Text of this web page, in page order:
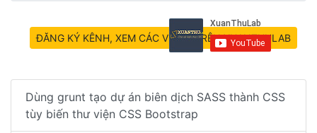
ĐĂNG KÝ KÊNH, XEM CÁC VIDEO TRÊN XUANTHULAB
Dùng grunt tạo dự án biên dịch SASS thành CSS
tùy biến thư viện CSS Bootstrap